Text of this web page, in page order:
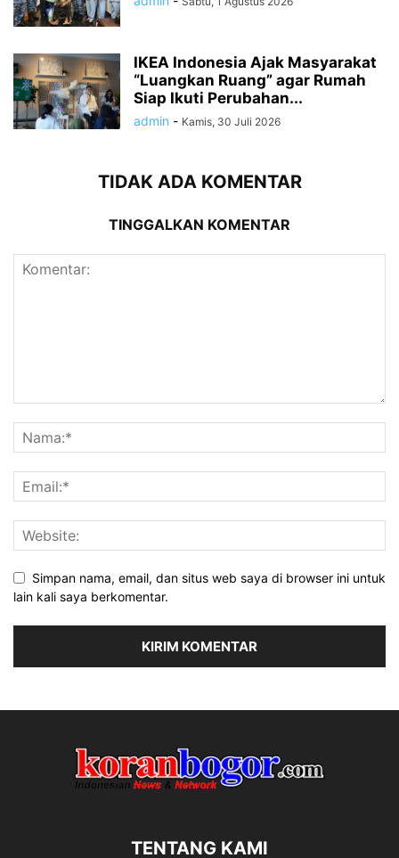
IKEA Indonesia Ajak Masyarakat
“Luangkan Ruang” agar Rumah
Siap Ikuti Perubahan...
admin - Kamis, 30 Juli 2026
TIDAK ADA KOMENTAR
TINGGALKAN KOMENTAR
Simpan nama, email, dan situs web saya di browser ini untuk
lain kali saya berkomentar.
TENTANG KAMI